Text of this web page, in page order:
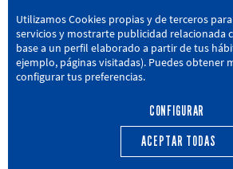
SD AMOREBIETA
San Miguel Kalea, 16, 48340
946 604 751 | sda@sdamorebieta.eus
CANTERA
Utilizamos Cookies propias y de terceros
servicios y mostrarte publicidad relacionada
base a un perfil elaborado a partir de tus
ejemplo, páginas visitadas). Puedes obtener
configurar tus preferencias.
CONFIGURAR
ACEPTAR TODAS